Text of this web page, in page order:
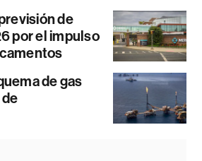
de
por el impulso
de gas